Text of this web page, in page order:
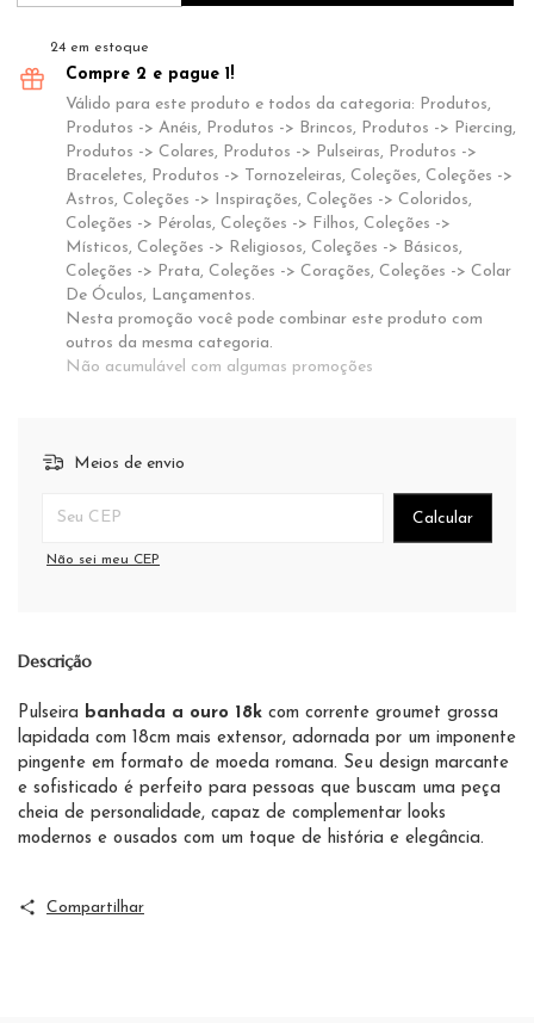
24 em estoque
Compre 2 e pague 1!
Válido para este produto e todos da categoria: Produtos,
Produtos -> Anéis, Produtos -> Brincos, Produtos -> Piercing,
Produtos -> Colares, Produtos -> Pulseiras, Produtos ->
Braceletes, Produtos -> Tornozeleiras, Coleções, Coleções ->
Astros, Coleções -> Inspirações, Coleções -> Coloridos,
Coleções -> Pérolas, Coleções -> Filhos, Coleções ->
Místicos, Coleções -> Religiosos, Coleções -> Básicos,
Coleções -> Prata, Coleções -> Corações, Coleções -> Colar
De Óculos, Lançamentos.
Nesta promoção você pode combinar este produto com
outros da mesma categoria.
Não acumulável com algumas promoções
Meios de envio
Calcular
Não sei meu CEP
Descrição
Pulseira banhada a ouro 18k com corrente groumet grossa
lapidada com 18cm mais extensor, adornada por um imponente
pingente em formato de moeda romana. Seu design marcante
e sofisticado é perfeito para pessoas que buscam uma peça
cheia de personalidade, capaz de complementar looks
modernos e ousados com um toque de história e elegância.
Compartilhar